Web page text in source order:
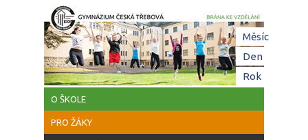
Přejít k hlavnímu obsahu
O ŠKOLE
PRO ŽÁKY
Měsíc
Den(aktivní
Rok